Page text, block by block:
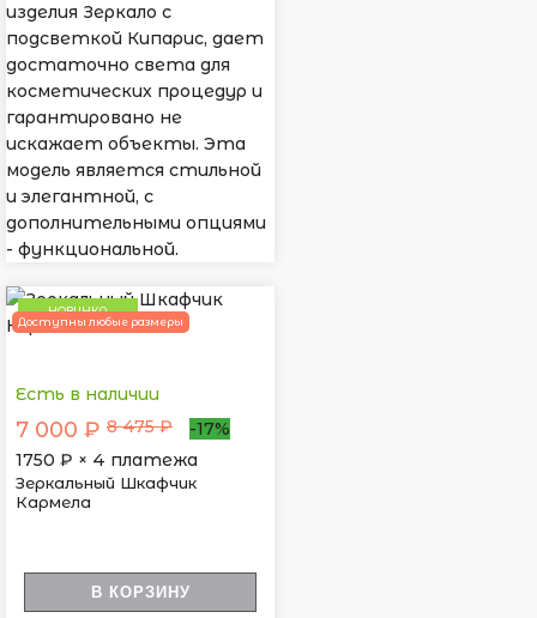
изделия Зеркало с
подсветкой Кипарис, дает
достаточно света для
косметических процедур и
гарантировано не
искажает объекты. Эта
модель является стильной
и элегантной, с
дополнительными опциями
- функциональной.
НОВИНКА
Доступны любые размеры
Есть в наличии
7 000 ₽ 8 475 ₽
-17%
1750 ₽ × 4 платежа
Зеркальный Шкафчик
Кармела
В КОРЗИНУ